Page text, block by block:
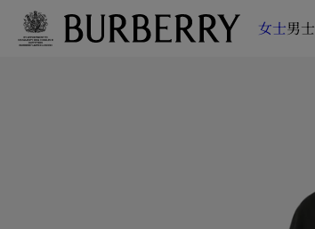
女士男士